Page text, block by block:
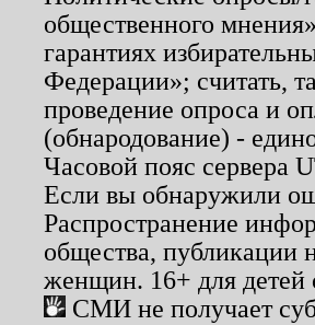
общественного
гарантиях
Федерации»; считать,
проведение опроса и
(обнародование) -
Часовой пояс сервера
Если вы обнаружили
Распространение
общества, публикации
женщин. 16+ для детей
СМИ не получает